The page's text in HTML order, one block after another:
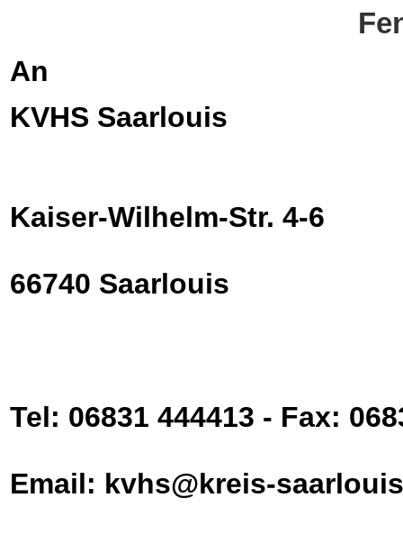
An
KVHS Saarlouis
Kaiser-Wilhelm-Str. 4-6
66740 Saarlouis
Tel: 06831 444413 - Fax:
Email: kvhs@kreis-